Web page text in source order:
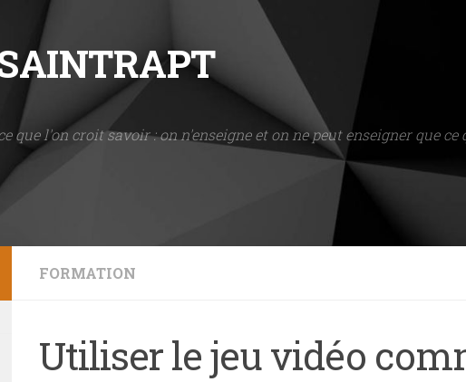
que l'on croit savoir : on n'enseigne et on ne peut enseigner que ce
FORMATION
Utiliser le jeu vidéo